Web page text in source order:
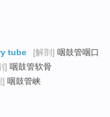
tube
[解剖] 咽鼓管咽口
] 咽鼓管软骨
] 咽鼓管峡